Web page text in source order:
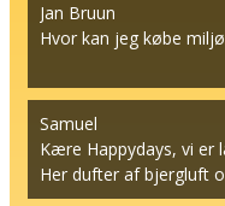
Jan Bruun
Hvor kan jeg købe
Samuel
Kære Happydays, vi er
Her dufter af bjergluft